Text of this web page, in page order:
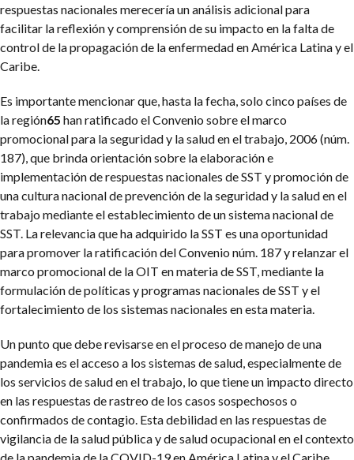
respuestas nacionales merecería un análisis adicional para
facilitar la reflexión y comprensión de su impacto en la falta de
control de la propagación de la enfermedad en América Latina y el
Caribe.
Es importante mencionar que, hasta la fecha, solo cinco países de
la región65 han ratificado el Convenio sobre el marco
promocional para la seguridad y la salud en el trabajo, 2006 (núm.
187), que brinda orientación sobre la elaboración e
implementación de respuestas nacionales de SST y promoción de
una cultura nacional de prevención de la seguridad y la salud en el
trabajo mediante el establecimiento de un sistema nacional de
SST. La relevancia que ha adquirido la SST es una oportunidad
para promover la ratificación del Convenio núm. 187 y relanzar el
marco promocional de la OIT en materia de SST, mediante la
formulación de políticas y programas nacionales de SST y el
fortalecimiento de los sistemas nacionales en esta materia.
Un punto que debe revisarse en el proceso de manejo de una
pandemia es el acceso a los sistemas de salud, especialmente de
los servicios de salud en el trabajo, lo que tiene un impacto directo
en las respuestas de rastreo de los casos sospechosos o
confirmados de contagio. Esta debilidad en las respuestas de
vigilancia de la salud pública y de salud ocupacional en el contexto